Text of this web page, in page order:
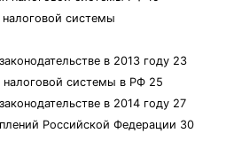
налоговой системы
в 2013 году 23
системы в РФ 25
в 2014 году 27
Российской Федерации 30